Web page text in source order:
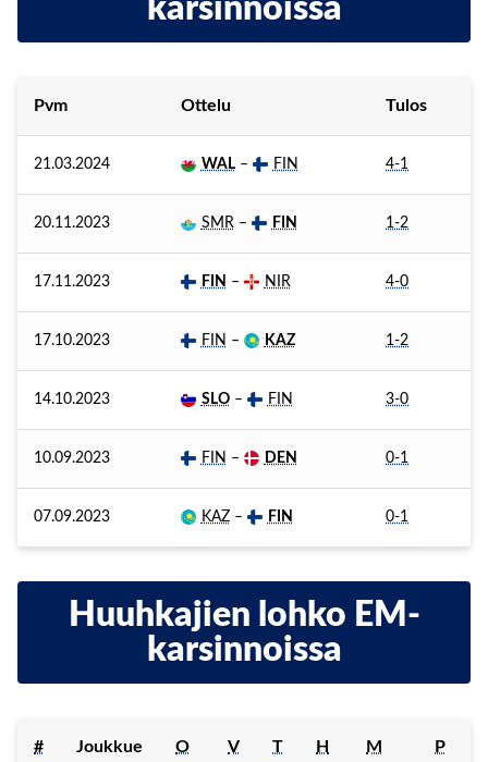
karsinnoissa
Pvm Ottelu Tulos
21.03.2024 WAL– FIN 4-1
20.11.2023 SMR– FIN 1-2
17.11.2023 FIN – NIR 4-0
17.10.2023 FIN – KAZ 1-2
14.10.2023 SLO– FIN 3-0
10.09.2023 FIN – DEN 0-1
07.09.2023 KAZ– FIN 0-1
Huuhkajien lohko EM-
karsinnoissa
# Joukkue O V T H M P